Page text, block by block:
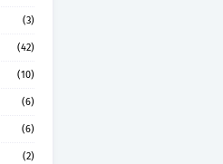
(3)
(42)
(10)
(6)
(6)
(2)